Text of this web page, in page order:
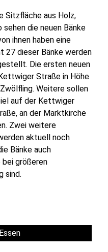
Sitzfläche aus Holz,
sehen die neuen Bänke
ihnen haben eine
27 dieser Bänke werden
Die ersten neuen
Straße in Höhe
Weitere sollen
auf der Kettwiger
an der Marktkirche
Zwei weitere
aktuell noch
Bänke auch
größeren
sind.